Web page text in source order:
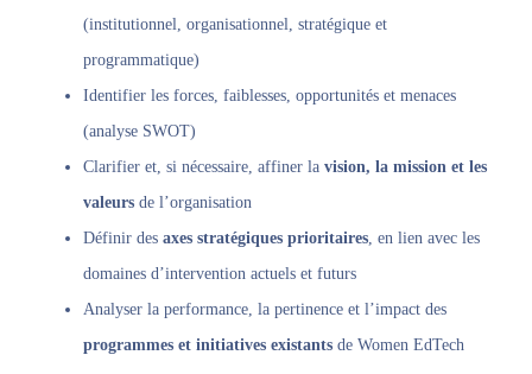
(institutionnel, organisationnel, stratégique et
programmatique)
Identifier les forces, faiblesses, opportunités et menaces
(analyse SWOT)
Clarifier et, si nécessaire, affiner la vision, la mission et les
valeurs de l’organisation
Définir des axes stratégiques prioritaires, en lien avec les
domaines d’intervention actuels et futurs
Analyser la performance, la pertinence et l’impact des
programmes et initiatives existants de Women EdTech